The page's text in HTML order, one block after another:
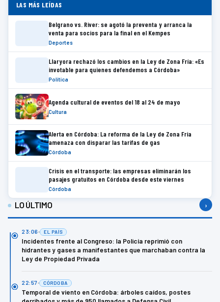
LAS MÁS LEÍDAS
Belgrano vs. River: se agotó la preventa y arranca la
venta para socios para la final en el Kempes
Deportes
Llaryora rechazó los cambios en la Ley de Zona Fría: «Es
invotable para quienes defendemos a Córdoba»
Política
Agenda cultural de eventos del 18 al 24 de mayo
Cultura
Alerta en Córdoba: La reforma de la Ley de Zona Fría
amenaza con disparar las tarifas de gas
Córdoba
Crisis en el transporte: las empresas eliminarán los
pasajes gratuitos en Córdoba desde este viernes
Córdoba
LO ÚLTIMO ›
23:06 EL PAÍS
Incidentes frente al Congreso: la Policía reprimió con
hidrantes y gases a manifestantes que marchaban contra la
Ley de Propiedad Privada
22:57 CÓRDOBA
Temporal de viento en Córdoba: árboles caídos, postes